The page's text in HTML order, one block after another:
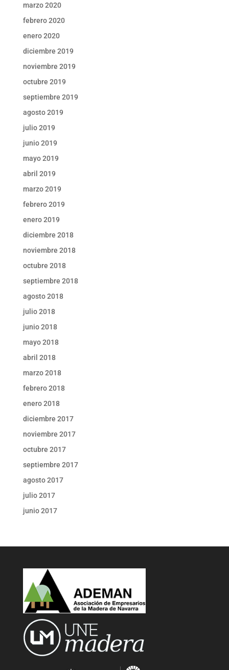
marzo 2020
febrero 2020
enero 2020
diciembre 2019
noviembre 2019
octubre 2019
septiembre 2019
agosto 2019
julio 2019
junio 2019
mayo 2019
abril 2019
marzo 2019
febrero 2019
enero 2019
diciembre 2018
noviembre 2018
octubre 2018
septiembre 2018
agosto 2018
julio 2018
junio 2018
mayo 2018
abril 2018
marzo 2018
febrero 2018
enero 2018
diciembre 2017
noviembre 2017
octubre 2017
septiembre 2017
agosto 2017
julio 2017
junio 2017